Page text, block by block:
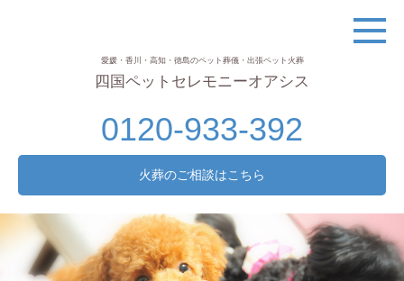
愛媛・香川・高知・徳島のペット葬儀・出張ペット火葬
四国ペットセレモニーオアシス
0120-933-392
火葬のご相談はこちら